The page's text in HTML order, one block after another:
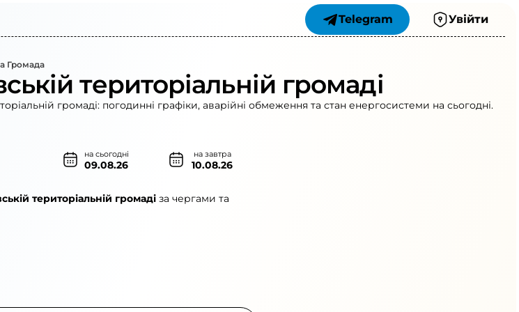
Telegram Увійти
Громада
територіальній громаді
громаді: погодинні графіки, аварійні обмеження та стан енергосистеми на сьогодні.
на сьогодні
09.08.26
на завтра
10.08.26
територіальній громаді за чергами та